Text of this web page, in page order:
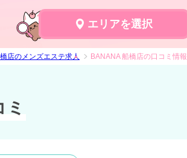
エリアを選択
店のメンズエステ求人 BANANA 船橋店の口コミ情報